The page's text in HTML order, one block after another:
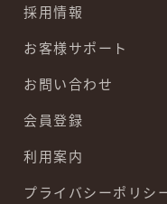
採用情報
お客様サポート
お問い合わせ
会員登録
利用案内
プライバシーポリシ